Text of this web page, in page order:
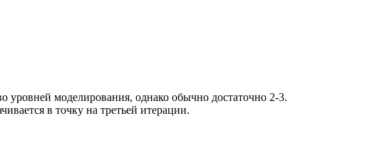
уровней моделирования, однако обычно достаточно 2-3.
в точку на третьей итерации.